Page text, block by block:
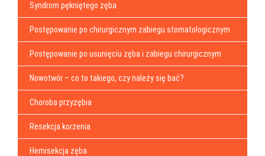
Syndrom pękniętego zęba
Postępowanie po chirurgicznym zabiegu stomatologicznym
Postępowanie po usunięciu zęba i zabiegu chirurgicznym
Nowotwór – co to takiego, czy należy się bać?
Choroba przyzębia
Resekcja korzenia
Hemisekcja zęba